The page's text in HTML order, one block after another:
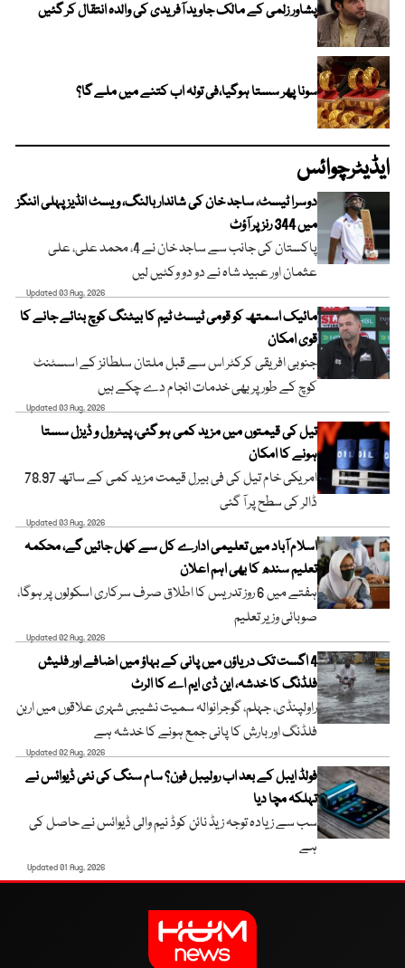
پشاور زلمی کے مالک جاوید آفریدی کی والدہ انتقال کر گئیں
سونا پھر سستا ہوگیا،فی تولہ اب کتنے میں ملے گا؟
ایڈیٹرچوائس
دوسرا ٹیسٹ، ساجد خان کی شاندار بالنگ، ویسٹ انڈیز پہلی اننگز
میں 344 رنز پر آؤٹ
پاکستان کی جانب سے ساجد خان نے 4، محمد علی، علی
عثمان اور عبید شاہ نے دو دو وکٹیں لیں
Updated 03 Aug, 2026
مائیک اسمتھ کو قومی ٹیسٹ ٹیم کا بیٹنگ کوچ بنائے جانے کا
قوی امکان
جنوبی افریقی کرکٹر اس سے قبل ملتان سلطانز کے اسسٹنٹ
کوچ کے طور پر بھی خدمات انجام دے چکے ہیں
Updated 03 Aug, 2026
تیل کی قیمتوں میں مزید کمی ہو گئی، پیٹرول و ڈیزل سستا
ہونے کا امکان
امریکی خام تیل کی فی بیرل قیمت مزید کمی کے ساتھ 78.97
ڈالر کی سطح پر آ گئی
Updated 03 Aug, 2026
اسلام آباد میں تعلیمی ادارے کل سے کھل جائیں گے، محکمہ
تعلیم سندھ کا بھی اہم اعلان
ہفتے میں 6 روز تدریس کا اطلاق صرف سرکاری اسکولوں پر ہوگا،
صوبائی وزیر تعلیم
Updated 02 Aug, 2026
4 اگست تک دریاؤں میں پانی کے بہاؤ میں اضافے اور فلیش
فلڈنگ کا خدشہ، این ڈی ایم اے کا الرٹ
راولپنڈی، جہلم، گوجرانوالہ سمیت نشیبی شہری علاقوں میں اربن
فلڈنگ اور بارش کا پانی جمع ہونے کا خدشہ ہے
Updated 02 Aug, 2026
فولڈ ایبل کے بعد اب رولیبل فون؟ سام سنگ کی نئی ڈیوائس نے
تہلکہ مچا دیا
سب سے زیادہ توجہ زیڈ نائن کوڈ نیم والی ڈیوائس نے حاصل کی
ہے
Updated 01 Aug, 2026